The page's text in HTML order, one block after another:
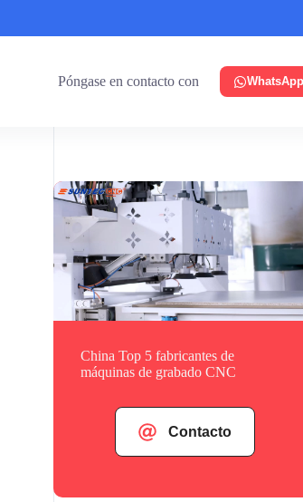
Póngase en contacto con ES
WhatsApp
China Top 5 fabricantes de
máquinas de grabado CNC
Contacto